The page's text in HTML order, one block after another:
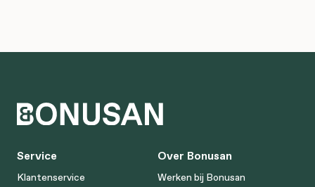
Service
Klantenservice
Over Bonusan
Werken bij Bonusan